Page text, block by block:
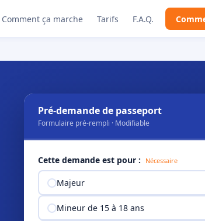
Comment ça marche Tarifs F.A.Q.
Pré-demande de passeport
Formulaire pré-rempli · Modifiable
Cette demande est pour : Nécessaire
Majeur
Mineur de 15 à 18 ans